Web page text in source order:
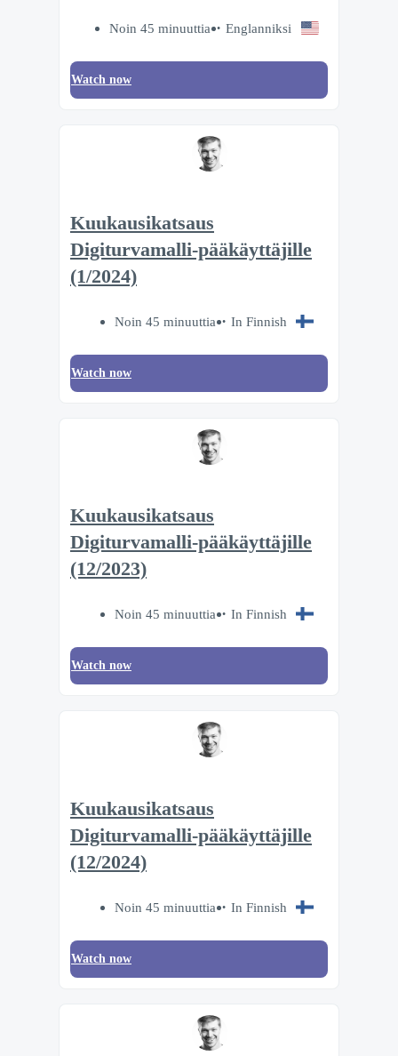
Noin 45 minuuttia Englanniksi
Watch now
Kuukausikatsaus
Digiturvamalli-pääkäyttäjille
(1/2024)
Noin 45 minuuttia In Finnish
Watch now
Kuukausikatsaus
Digiturvamalli-pääkäyttäjille
(12/2023)
Noin 45 minuuttia In Finnish
Watch now
Kuukausikatsaus
Digiturvamalli-pääkäyttäjille
(12/2024)
Noin 45 minuuttia In Finnish
Watch now